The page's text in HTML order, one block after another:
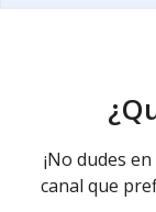
¡No dudes
canal que